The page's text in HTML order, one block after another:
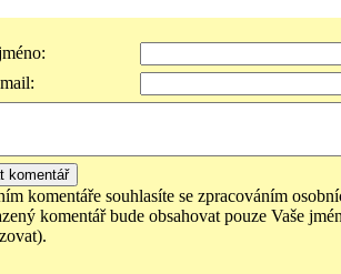
komentáře souhlasíte se zpracováním
komentář bude obsahovat pouze Vaše